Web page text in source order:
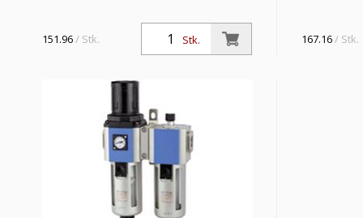
u. Schutzkorb, 5 µm, BG 300, G 3/8, PE max.
10 bar, Regelbereich 1,5 - 9 bar, Ablass VA
Stk.
151.96/ Stk.
u.
10 bar,
167.16/ Stk.